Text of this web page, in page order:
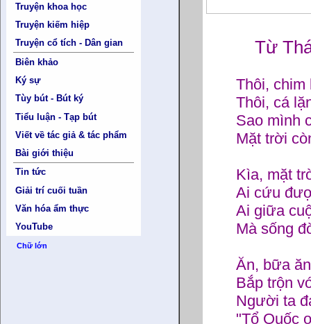
Truyện khoa học
Truyện kiếm hiệp
Truyện cổ tích - Dân gian
Biên khảo
Ký sự
Tùy bút - Bút ký
Tiểu luận - Tạp bút
Viết về tác giả & tác phẩm
Bài giới thiệu
Tin tức
Giải trí cuối tuần
Văn hóa ẩm thực
YouTube
Chữ lớn
Từ
Thôi, chim
Thôi, cá
Sao mình
Mặt trời
Kìa, mặt
Ai cứu
Ai giữa
Mà sống
Ăn, bữa
Bắp trộn
Người ta
"Tổ Quốc